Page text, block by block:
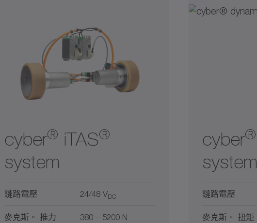
整合式系統解決方案
耐腐蝕
行動應用程式
羽毛軸
cyber® iTAS®
system
鏈路電壓 24/48 VDC
麥克斯。 推力 380 – 5200 N
cyber®
system
鏈路電壓
麥克斯。 扭矩